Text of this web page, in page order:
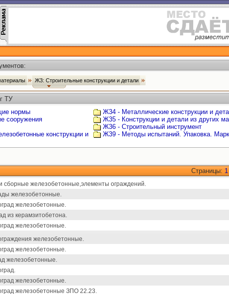
Ж3: Строительные конструкции и детали
ТУ
нормы
сооружения
конструкции и
Ж34 - Металлические конструкции и
Ж35 - Конструкции и детали из других
Ж36 - Строительный инструмент
Ж39 - Методы испытаний. Упаковка.
Страницы: 1
сборные железобетонные,элементы ограждений.
железобетонные.
железобетонные.
из керамзитобетона.
железобетонные.
железобетонные.
железобетонные.
железобетонные.
железобетонные.
железобетонные ЗПО 22.23.